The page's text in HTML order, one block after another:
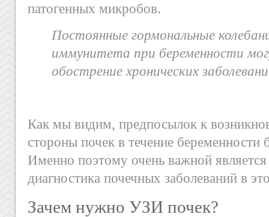
патогенных микробов.
Постоянные гормональные
иммунитета при беременности
обострение хронических
Как мы видим, предпосылок к
стороны почек в течение беременности
Именно поэтому очень важной
диагностика почечных заболеваний в
Зачем нужно УЗИ почек?